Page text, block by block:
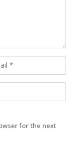
for the next